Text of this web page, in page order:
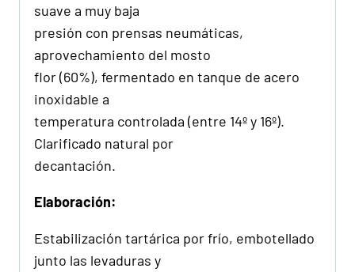
suave a muy baja
presión con prensas neumáticas,
aprovechamiento del mosto
flor (60%), fermentado en tanque de acero
inoxidable a
temperatura controlada (entre 14º y 16º).
Clarificado natural por
decantación.
Elaboración:
Estabilización tartárica por frío, embotellado
junto las levaduras y